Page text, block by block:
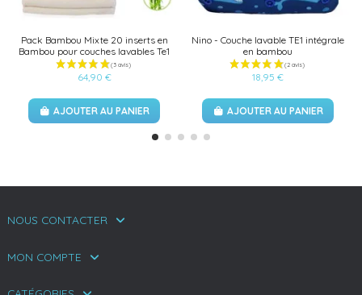
Pack Bambou Mixte 20 inserts en
Bambou pour couches lavables Te1
64,90 €
AJOUTER AU PANIER
Nino - Couche lavable TE1 intégrale
en bambou
18,95 €
AJOUTER AU PANIER
NOUS CONTACTER
MON COMPTE